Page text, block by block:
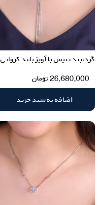
گردنبند تنیس با آویز بلند کرواتی
26,680,000تومان
اضافه به سبد خرید